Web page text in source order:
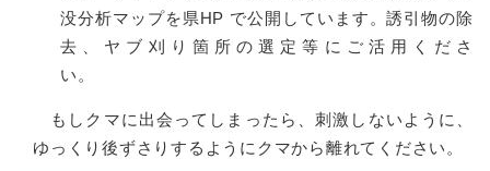
没分析マップを県HP で公開しています。誘引物の除
去、ヤブ刈り箇所の選定等にご活用くださ
い。
もしクマに出会ってしまったら、刺激しないように、
ゆっくり後ずさりするようにクマから離れてください。